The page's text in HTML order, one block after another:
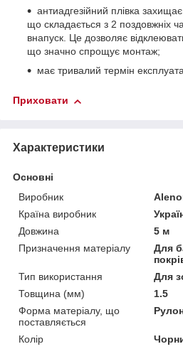
антиадгезійний плівка
що складається з 2 поздовжніх
внапуск. Це дозволяє
що значно спрощує монтаж;
має тривалий термін
Приховати
Характеристики
Основні
Виробник
Країна виробник
Довжина
5 м
Призначення матеріалу
Для
Тип використання
Для
Товщина (мм)
1.5
Форма матеріалу, що
поставляється
Колір